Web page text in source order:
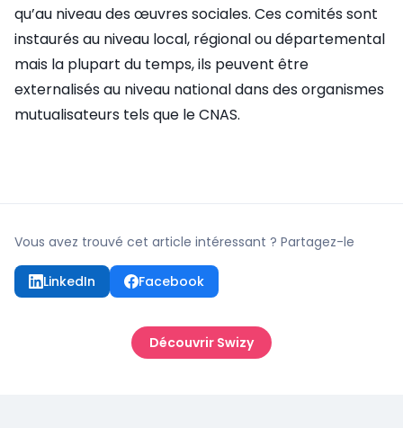
qu’au niveau des œuvres sociales. Ces comités sont
instaurés au niveau local, régional ou départemental
mais la plupart du temps, ils peuvent être
externalisés au niveau national dans des organismes
mutualisateurs tels que le CNAS.
Vous avez trouvé cet article intéressant ? Partagez-le
LinkedIn Facebook
Découvrir Swizy